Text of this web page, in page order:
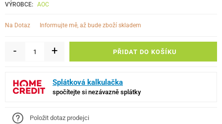
VÝROBCE: AOC
Na Dotaz informujte mě, až bude zboží skladem
- + PŘIDAT DO KOŠÍKU
Splátková kalkulačka
spočítejte si nezávazně splátky
Položit dotaz prodejci